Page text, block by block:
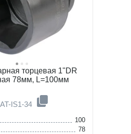
торцевая 1"DR
78мм, L=100мм
IS1-34
100
78